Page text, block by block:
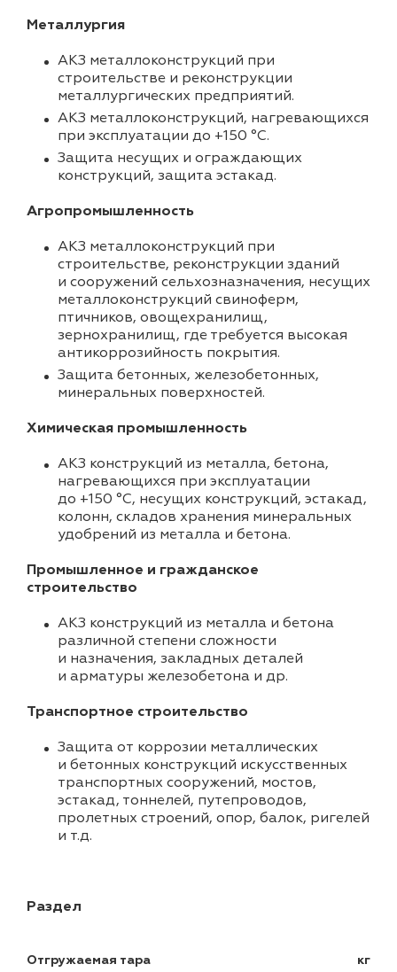
Металлургия
АКЗ металлоконструкций при
строительстве и реконструкции
металлургических предприятий.
АКЗ металлоконструкций, нагревающихся
при эксплуатации до +150 °C.
Защита несущих и ограждающих
конструкций, защита эстакад.
Агропромышленность
АКЗ металлоконструкций при
строительстве, реконструкции зданий
и сооружений сельхозназначения, несущих
металлоконструкций свиноферм,
птичников, овощехранилищ,
зернохранилищ, где требуется высокая
антикоррозийность покрытия.
Защита бетонных, железобетонных,
минеральных поверхностей.
Химическая промышленность
АКЗ конструкций из металла, бетона,
нагревающихся при эксплуатации
до +150 °C, несущих конструкций, эстакад,
колонн, складов хранения минеральных
удобрений из металла и бетона.
Промышленное и гражданское
строительство
АКЗ конструкций из металла и бетона
различной степени сложности
и назначения, закладных деталей
и арматуры железобетона и др.
Транспортное строительство
Защита от коррозии металлических
и бетонных конструкций искусственных
транспортных сооружений, мостов,
эстакад, тоннелей, путепроводов,
пролетных строений, опор, балок, ригелей
и т.д.
Раздел
Отгружаемая тара кг